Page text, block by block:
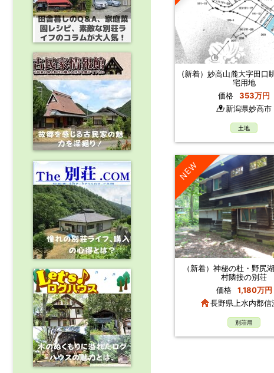
(新着）妙高山麓大字田口
宅用地
価格
353万円
新潟県妙高市
土地
（新着）神秘の杜・野尻
村隣接の別荘
価格
1,180万円
NEW
長野県上水内郡信
別荘用